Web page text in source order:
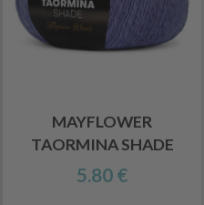
MAYFLOWER
TAORMINA SHADE
5.80 €